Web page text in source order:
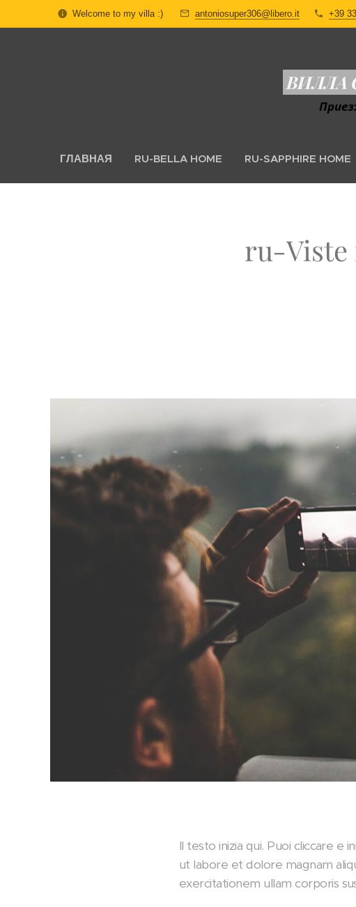
Welcome to my villa :) antoniosuper306@libero.it +39
ВИЛЛА
ГЛАВНАЯ RU-BELLA HOME RU-SAPPHIRE HOME
ru-Viste
Il testo inizia qui. Puoi cliccare e
ut labore et dolore magnam
exercitationem ullam corporis